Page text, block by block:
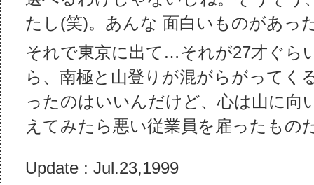
たし(笑)。あんな 面白いものがあっ
それで東京に出て…それが27才ぐら
ら、南極と山登りが混がらがってく
ったのはいいんだけど、心は山に向
えてみたら悪い従業員を雇ったもの
Update : Jul.23,1999